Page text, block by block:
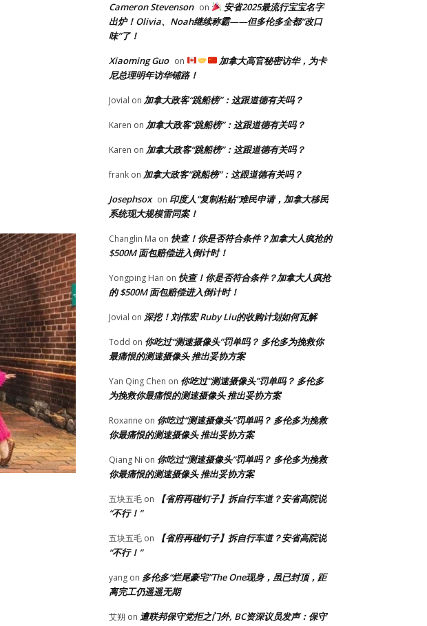
Cameron Stevenson on
安省2025最流行宝宝名字
出炉！Olivia、Noah继续称霸——但多伦多全都“改口
味”了！
Xiaoming Guo on
加拿大高官秘密访华，为卡
尼总理明年访华铺路！
Jovial on 加拿大政客“跳船榜”：这跟道德有关吗？
Karen on 加拿大政客“跳船榜”：这跟道德有关吗？
Karen on 加拿大政客“跳船榜”：这跟道德有关吗？
frank on 加拿大政客“跳船榜”：这跟道德有关吗？
Josephsox on 印度人“复制粘贴”难民申请，加拿大移民
系统现大规模雷同案！
Changlin Ma on 快查！你是否符合条件？加拿大人疯抢的
$500M 面包赔偿进入倒计时！
Yongping Han on 快查！你是否符合条件？加拿大人疯抢
的 $500M 面包赔偿进入倒计时！
Jovial on 深挖！刘伟宏 Ruby Liu的收购计划如何瓦解
Todd on 你吃过“测速摄像头”罚单吗？ 多伦多为挽救你
最痛恨的测速摄像头 推出妥协方案
Yan Qing Chen on 你吃过“测速摄像头”罚单吗？ 多伦多
为挽救你最痛恨的测速摄像头 推出妥协方案
Roxanne on 你吃过“测速摄像头”罚单吗？ 多伦多为挽救
你最痛恨的测速摄像头 推出妥协方案
Qiang Ni on 你吃过“测速摄像头”罚单吗？ 多伦多为挽救
你最痛恨的测速摄像头 推出妥协方案
五块五毛 on
【省府再碰钉子】拆自行车道？安省高院说
“不行！”
五块五毛 on
【省府再碰钉子】拆自行车道？安省高院说
“不行！”
yang on 多伦多“烂尾豪宅”The One现身，虽已封顶，距
离完工仍遥遥无期
艾朔 on 遭联邦保守党拒之门外, BC资深议员发声：保守